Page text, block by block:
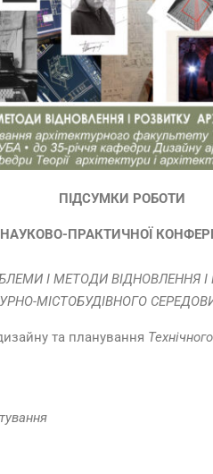
ПІДСУМКИ РОБОТИ
НАУКОВО-ПРАКТИЧНОЇ
І МЕТОДИ ВІДНОВЛЕННЯ І
МІСТОБУДІВНОГО
та планування